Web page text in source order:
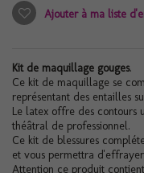
Ajouter à ma liste
Kit de maquillage gouges.
Ce kit de maquillage se
représentant des entailles
Le latex offre des contours
théâtral de professionnel.
Ce kit de blessures
et vous permettra
Attention ce produit